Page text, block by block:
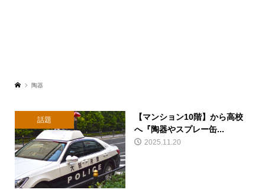
陶器
話題
【マンション10階】から高校
へ『陶器やスプレー缶...
2025.11.20